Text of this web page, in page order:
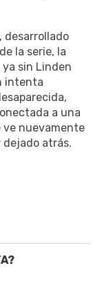
desarrollado
la serie, la
sin Linden
intenta
a una
ve nuevamente
dejado atrás.